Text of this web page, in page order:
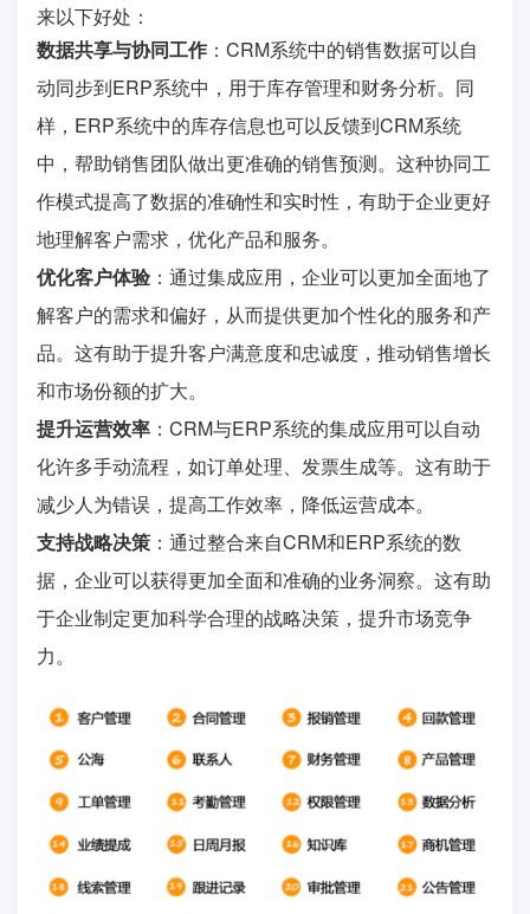
来以下好处：
数据共享与协同工作 ：CRM系统中的销售数据可以自
动同步到ERP系统中，用于库存管理和财务分析。同
样，ERP系统中的库存信息也可以反馈到CRM系统
中，帮助销售团队做出更准确的销售预测。这种协同工
作模式提高了数据的准确性和实时性，有助于企业更好
地理解客户需求，优化产品和服务。
优化客户体验 ：通过集成应用，企业可以更加全面地了
解客户的需求和偏好，从而提供更加个性化的服务和产
品。这有助于提升客户满意度和忠诚度，推动销售增长
和市场份额的扩大。
提升运营效率 ：CRM与ERP系统的集成应用可以自动
化许多手动流程，如订单处理、发票生成等。这有助于
减少人为错误，提高工作效率，降低运营成本。
支持战略决策 ：通过整合来自CRM和ERP系统的数
据，企业可以获得更加全面和准确的业务洞察。这有助
于企业制定更加科学合理的战略决策，提升市场竞争
力。